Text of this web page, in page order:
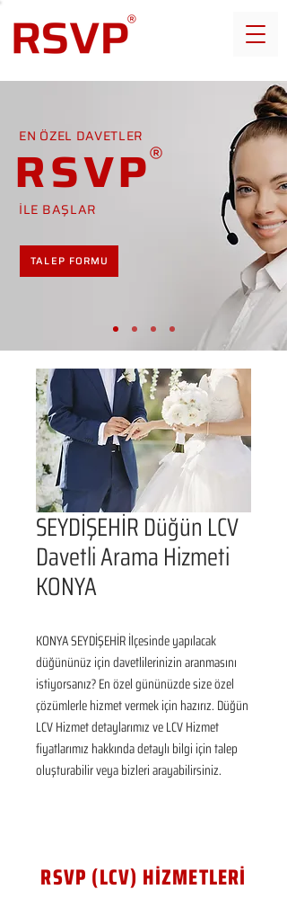
EN ÖZEL DAVETLER
RSVP
İLE BAŞLAR
TALEP FORMU
SEYDİŞEHİR Düğün LCV
Davetli Arama Hizmeti
KONYA
KONYA SEYDİŞEHİR İlçesinde yapılacak
düğününüz için davetlilerinizin aranmasını
istiyorsanız? En özel gününüzde size özel
çözümlerle hizmet vermek için hazırız. Düğün
LCV Hizmet detaylarımız ve LCV Hizmet
fiyatlarımız hakkında detaylı bilgi için talep
oluşturabilir veya bizleri arayabilirsiniz.
RSVP (LCV) HİZMETLERİ